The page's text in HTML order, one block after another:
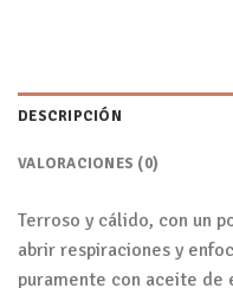
DESCRIPCIÓN
VALORACIONES (0)
Terroso y cálido, con un
abrir respiraciones y
puramente con aceite de